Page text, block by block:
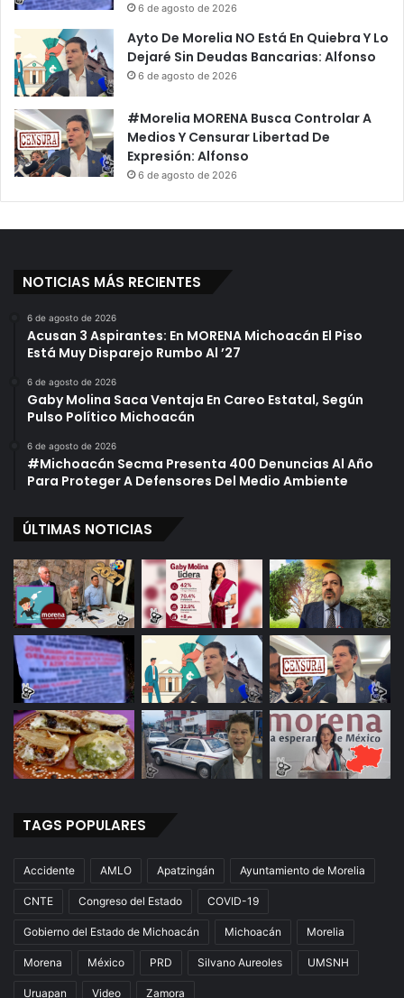
6 de agosto de 2026
Ayto De Morelia NO Está En Quiebra Y Lo
Dejaré Sin Deudas Bancarias: Alfonso
6 de agosto de 2026
#Morelia MORENA Busca Controlar A
Medios Y Censurar Libertad De
Expresión: Alfonso
6 de agosto de 2026
NOTICIAS MÁS RECIENTES
6 de agosto de 2026
Acusan 3 Aspirantes: En MORENA Michoacán El Piso
Está Muy Disparejo Rumbo Al ’27
6 de agosto de 2026
Gaby Molina Saca Ventaja En Careo Estatal, Según
Pulso Político Michoacán
6 de agosto de 2026
#Michoacán Secma Presenta 400 Denuncias Al Año
Para Proteger A Defensores Del Medio Ambiente
ÚLTIMAS NOTICIAS
TAGS POPULARES
Accidente AMLO Apatzingán Ayuntamiento de Morelia
CNTE Congreso del Estado COVID-19
Gobierno del Estado de Michoacán Michoacán Morelia
Morena México PRD Silvano Aureoles UMSNH
Uruapan Video Zamora